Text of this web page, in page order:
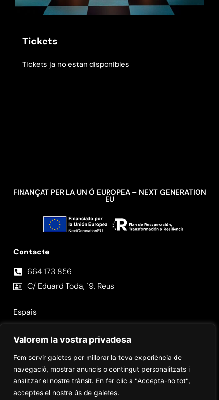
Valorem la vostra privadesa
Fem servir galetes per millorar la teva experiència de
navegació, mostrar anuncis o contingut personalitzats i
analitzar el nostre trànsit. En fer clic a "Accepta-ho tot",
acceptes el nostre ús de galetes.
Tickets
Tickets ja no estan disponibles
Espais
Contacte
664 173 856⁣
C/ Eduard Toda, 19, Reus
FINANÇAT PER LA UNIÓ EUROPEA – NEXT GENERATION
EU